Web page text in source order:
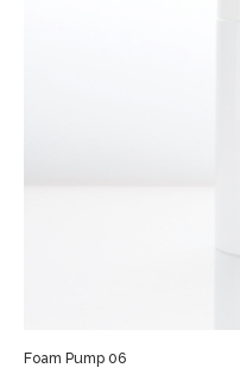
Foam Pump 06